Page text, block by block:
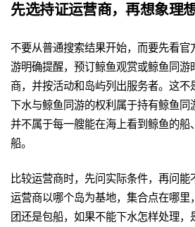
先选持证运营商，再想象理
不要从普通搜索结果开始，而要先看官
游明确提醒，预订鲸鱼观赏或鲸鱼同游
商，并按活动和岛屿列出服务者。这不
下水与鲸鱼同游的权利属于持有鲸鱼同
并不属于每一艘能在海上看到鲸鱼的船
船。
比较运营商时，先问实际条件，再问能
运营商以哪个岛为基地，集合点在哪里
团还是包船，如果不能下水怎样处理，